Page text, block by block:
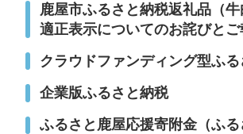
鹿屋市ふるさと納税返礼品（
適正表示についてのお詫びとご
クラウドファンディング型ふ
企業版ふるさと納税
ふるさと鹿屋応援寄附金（ふる